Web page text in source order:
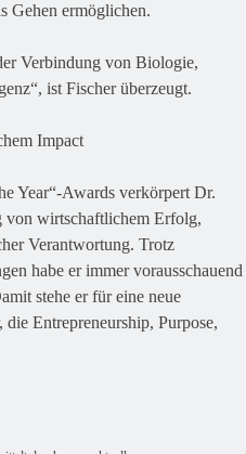
Gehen ermöglichen.
Verbindung von Biologie,
ist Fischer überzeugt.
Impact
Year“-Awards verkörpert Dr.
von wirtschaftlichem Erfolg,
Verantwortung. Trotz
habe er immer vorausschauend
stehe er für eine neue
Entrepreneurship, Purpose,